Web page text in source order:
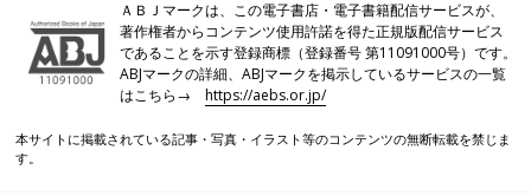
ＡＢＪマークは、この電子書店・電子書籍配信サービスが、
著作権者からコンテンツ使用許諾を得た正規版配信サービス
であることを示す登録商標（登録番号 第11091000号）です。
ABJマークの詳細、ABJマークを掲示しているサービスの一覧
はこちら→https://aebs.or.jp/
本サイトに掲載されている記事・写真・イラスト等のコンテンツの無断転載を禁じま
す。